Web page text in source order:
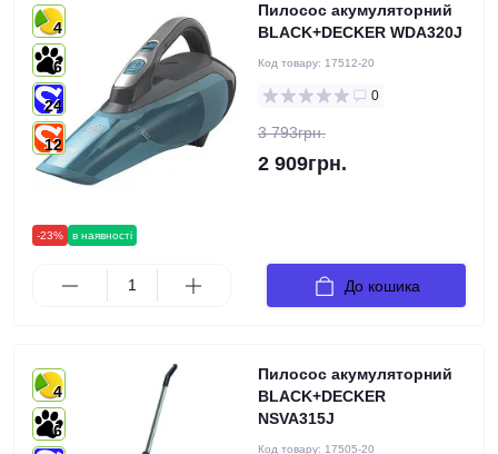
-23% в наявності
4
6
24
12
Пилосос акумуляторний
BLACK+DECKER WDA320J
Код товару: 17512-20
0
3 793грн.
2 909грн.
До кошика
4
6
Пилосос акумуляторний
BLACK+DECKER
NSVA315J
Код товару: 17505-20